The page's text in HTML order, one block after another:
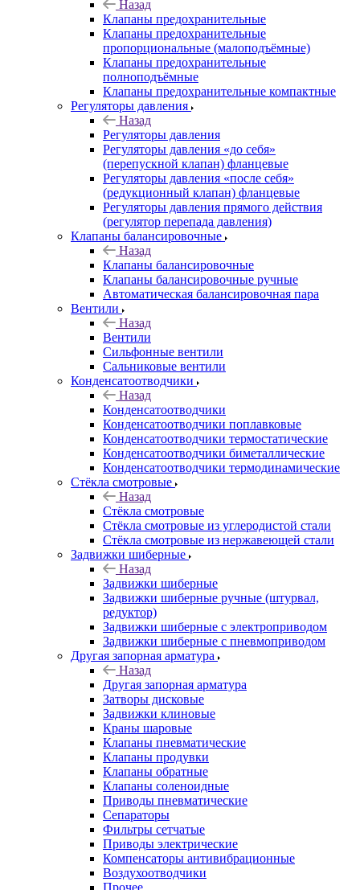
Назад
Клапаны предохранительные
Клапаны предохранительные
пропорциональные (малоподъёмные)
Клапаны предохранительные
полноподъёмные
Клапаны предохранительные компактные
Регуляторы давления
Назад
Регуляторы давления
Регуляторы давления «до себя»
(перепускной клапан) фланцевые
Регуляторы давления «после себя»
(редукционный клапан) фланцевые
Регуляторы давления прямого действия
(регулятор перепада давления)
Клапаны балансировочные
Назад
Клапаны балансировочные
Клапаны балансировочные ручные
Автоматическая балансировочная пара
Вентили
Назад
Вентили
Сильфонные вентили
Сальниковые вентили
Конденсатоотводчики
Назад
Конденсатоотводчики
Конденсатоотводчики поплавковые
Конденсатоотводчики термостатические
Конденсатоотводчики биметаллические
Конденсатоотводчики термодинамические
Стёкла смотровые
Назад
Стёкла смотровые
Стёкла смотровые из углеродистой стали
Стёкла смотровые из нержавеющей стали
Задвижки шиберные
Назад
Задвижки шиберные
Задвижки шиберные ручные (штурвал,
редуктор)
Задвижки шиберные с электроприводом
Задвижки шиберные с пневмоприводом
Другая запорная арматура
Назад
Другая запорная арматура
Затворы дисковые
Задвижки клиновые
Краны шаровые
Клапаны пневматические
Клапаны продувки
Клапаны обратные
Клапаны соленоидные
Приводы пневматические
Сепараторы
Фильтры сетчатые
Приводы электрические
Компенсаторы антивибрационные
Воздухоотводчики
Прочее